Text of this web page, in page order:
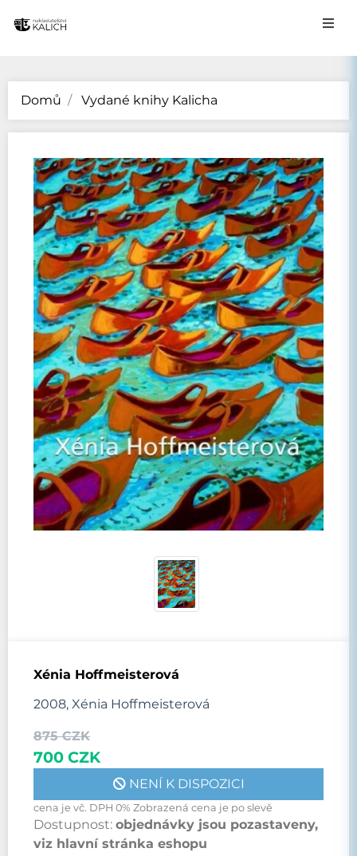
Domů Vydané knihy Kalicha
Xénia Hoffmeisterová
2008, Xénia Hoffmeisterová
875 CZK
700 CZK
NENÍ K DISPOZICI
cena je vč. DPH 0% Zobrazená cena je po slevě
Dostupnost: objednávky jsou pozastaveny,
viz hlavní stránka eshopu